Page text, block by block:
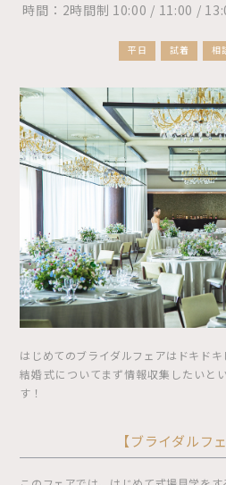
時間：2時間制 10:00 / 11:00 /
平日 試着 相
はじめてのブライダルフェアはドキド
結婚式についてまず情報収集したいと
す！
【ブライダルフ